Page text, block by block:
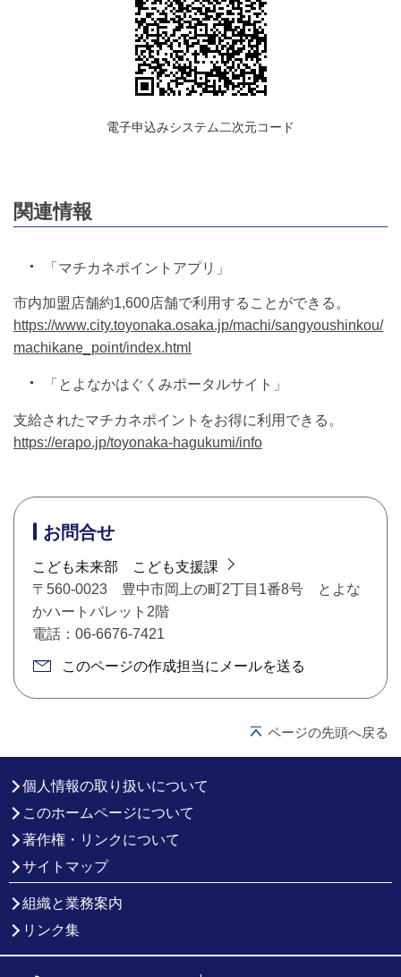
電子申込みシステム二次元コード
関連情報
「マチカネポイントアプリ」
市内加盟店舗約1,600店舗で利用することができる。
https://www.city.toyonaka.osaka.jp/machi/sangyoushinkou/
machikane_point/index.html
「とよなかはぐくみポータルサイト」
支給されたマチカネポイントをお得に利用できる。
https://erapo.jp/toyonaka-hagukumi/info
お問合せ
こども未来部 こども支援課
〒560-0023 豊中市岡上の町2丁目1番8号 とよな
かハートパレット2階
電話：06-6676-7421
このページの作成担当にメールを送る
ページの先頭へ戻る
個人情報の取り扱いについて
このホームページについて
著作権・リンクについて
サイトマップ
組織と業務案内
リンク集